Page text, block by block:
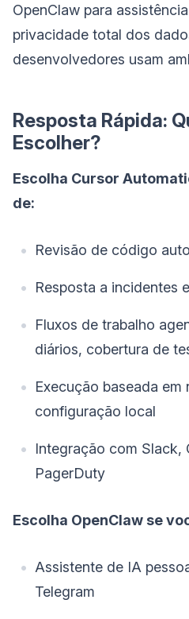
OpenClaw para
privacidade total dos
desenvolvedores usam
Resposta Rápida:
Escolher?
Escolha Cursor
de:
Revisão de código
Resposta a incidentes
Fluxos de trabalho
diários, cobertura de
Execução baseada em
configuração local
Integração com Slack,
PagerDuty
Escolha OpenClaw se
Assistente de IA
Telegram